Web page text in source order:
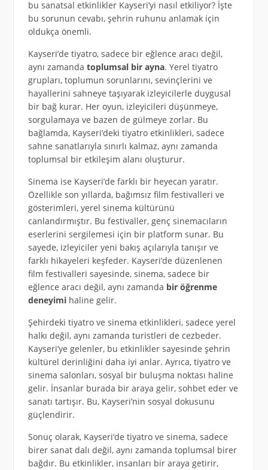
bu sanatsal etkinlikler Kayseri’yi nasıl etkiliyor? İşte
bu sorunun cevabı, şehrin ruhunu anlamak için
oldukça önemli.
Kayseri’de tiyatro, sadece bir eğlence aracı değil,
aynı zamanda toplumsal bir ayna. Yerel tiyatro
grupları, toplumun sorunlarını, sevinçlerini ve
hayallerini sahneye taşıyarak izleyicilerle duygusal
bir bağ kurar. Her oyun, izleyicileri düşünmeye,
sorgulamaya ve bazen de gülmeye zorlar. Bu
bağlamda, Kayseri’deki tiyatro etkinlikleri, sadece
sahne sanatlarıyla sınırlı kalmaz, aynı zamanda
toplumsal bir etkileşim alanı oluşturur.
Sinema ise Kayseri’de farklı bir heyecan yaratır.
Özellikle son yıllarda, bağımsız film festivalleri ve
gösterimleri, yerel sinema kültürünü
canlandırmıştır. Bu festivaller, genç sinemacıların
eserlerini sergilemesi için bir platform sunar. Bu
sayede, izleyiciler yeni bakış açılarıyla tanışır ve
farklı hikayeleri keşfeder. Kayseri’de düzenlenen
film festivalleri sayesinde, sinema, sadece bir
eğlence aracı değil, aynı zamanda bir öğrenme
deneyimihaline gelir.
Şehirdeki tiyatro ve sinema etkinlikleri, sadece yerel
halkı değil, aynı zamanda turistleri de cezbeder.
Kayseri’ye gelenler, bu etkinlikler sayesinde şehrin
kültürel derinliğini daha iyi anlar. Ayrıca, tiyatro ve
sinema salonları, sosyal bir buluşma noktası haline
gelir. İnsanlar burada bir araya gelir, sohbet eder ve
sanatı tartışır. Bu, Kayseri’nin sosyal dokusunu
güçlendirir.
Sonuç olarak, Kayseri’de tiyatro ve sinema, sadece
birer sanat dalı değil, aynı zamanda toplumsal birer
bağdır. Bu etkinlikler, insanları bir araya getirir,